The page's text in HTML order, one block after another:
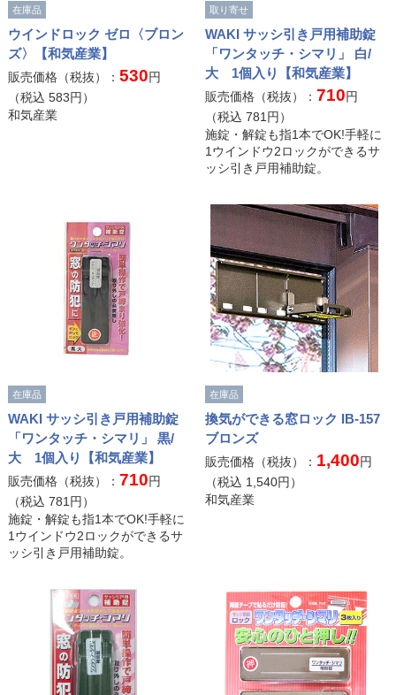
在庫品
ウインドロック ゼロ〈ブロン
ズ〉【和気産業】
販売価格（税抜）： 530円
（税込 583円）
和気産業
取り寄せ
WAKI サッシ引き戸用補助錠
「ワンタッチ・シマリ」 白/
大 1個入り【和気産業】
販売価格（税抜）： 710円
（税込781円）
施錠・解錠も指1本でOK!手軽に
1ウインドウ2ロックができるサ
ッシ引き戸用補助錠。
在庫品
WAKI サッシ引き戸用補助錠
「ワンタッチ・シマリ」 黒/
大 1個入り【和気産業】
販売価格（税抜）： 710円
（税込 781 円）
施錠・解錠も指1本でOK!手軽に
1ウインドウ2ロックができるサ
ッシ引き戸用補助錠。
在庫品
換気ができる窓ロック IB-157
ブロンズ
販売価格（税抜）： 1,400円
（税込 1,540円）
和気産業